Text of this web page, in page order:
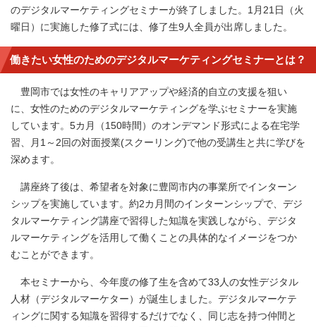
のデジタルマーケティングセミナーが終了しました。1月21日（火
曜日）に実施した修了式には、修了生9人全員が出席しました。
働きたい女性のためのデジタルマーケティングセミナーとは？
豊岡市では女性のキャリアアップや経済的自立の支援を狙い
に、女性のためのデジタルマーケティングを学ぶセミナーを実施
しています。5カ月（150時間）のオンデマンド形式による在宅学
習、月1～2回の対面授業(スクーリング)で他の受講生と共に学びを
深めます。
講座終了後は、希望者を対象に豊岡市内の事業所でインターン
シップを実施しています。約2カ月間のインターンシップで、デジ
タルマーケティング講座で習得した知識を実践しながら、デジタ
ルマーケティングを活用して働くことの具体的なイメージをつか
むことができます。
本セミナーから、今年度の修了生を含めて33人の女性デジタル
人材（デジタルマーケター）が誕生しました。デジタルマーケテ
ィングに関する知識を習得するだけでなく、同じ志を持つ仲間と